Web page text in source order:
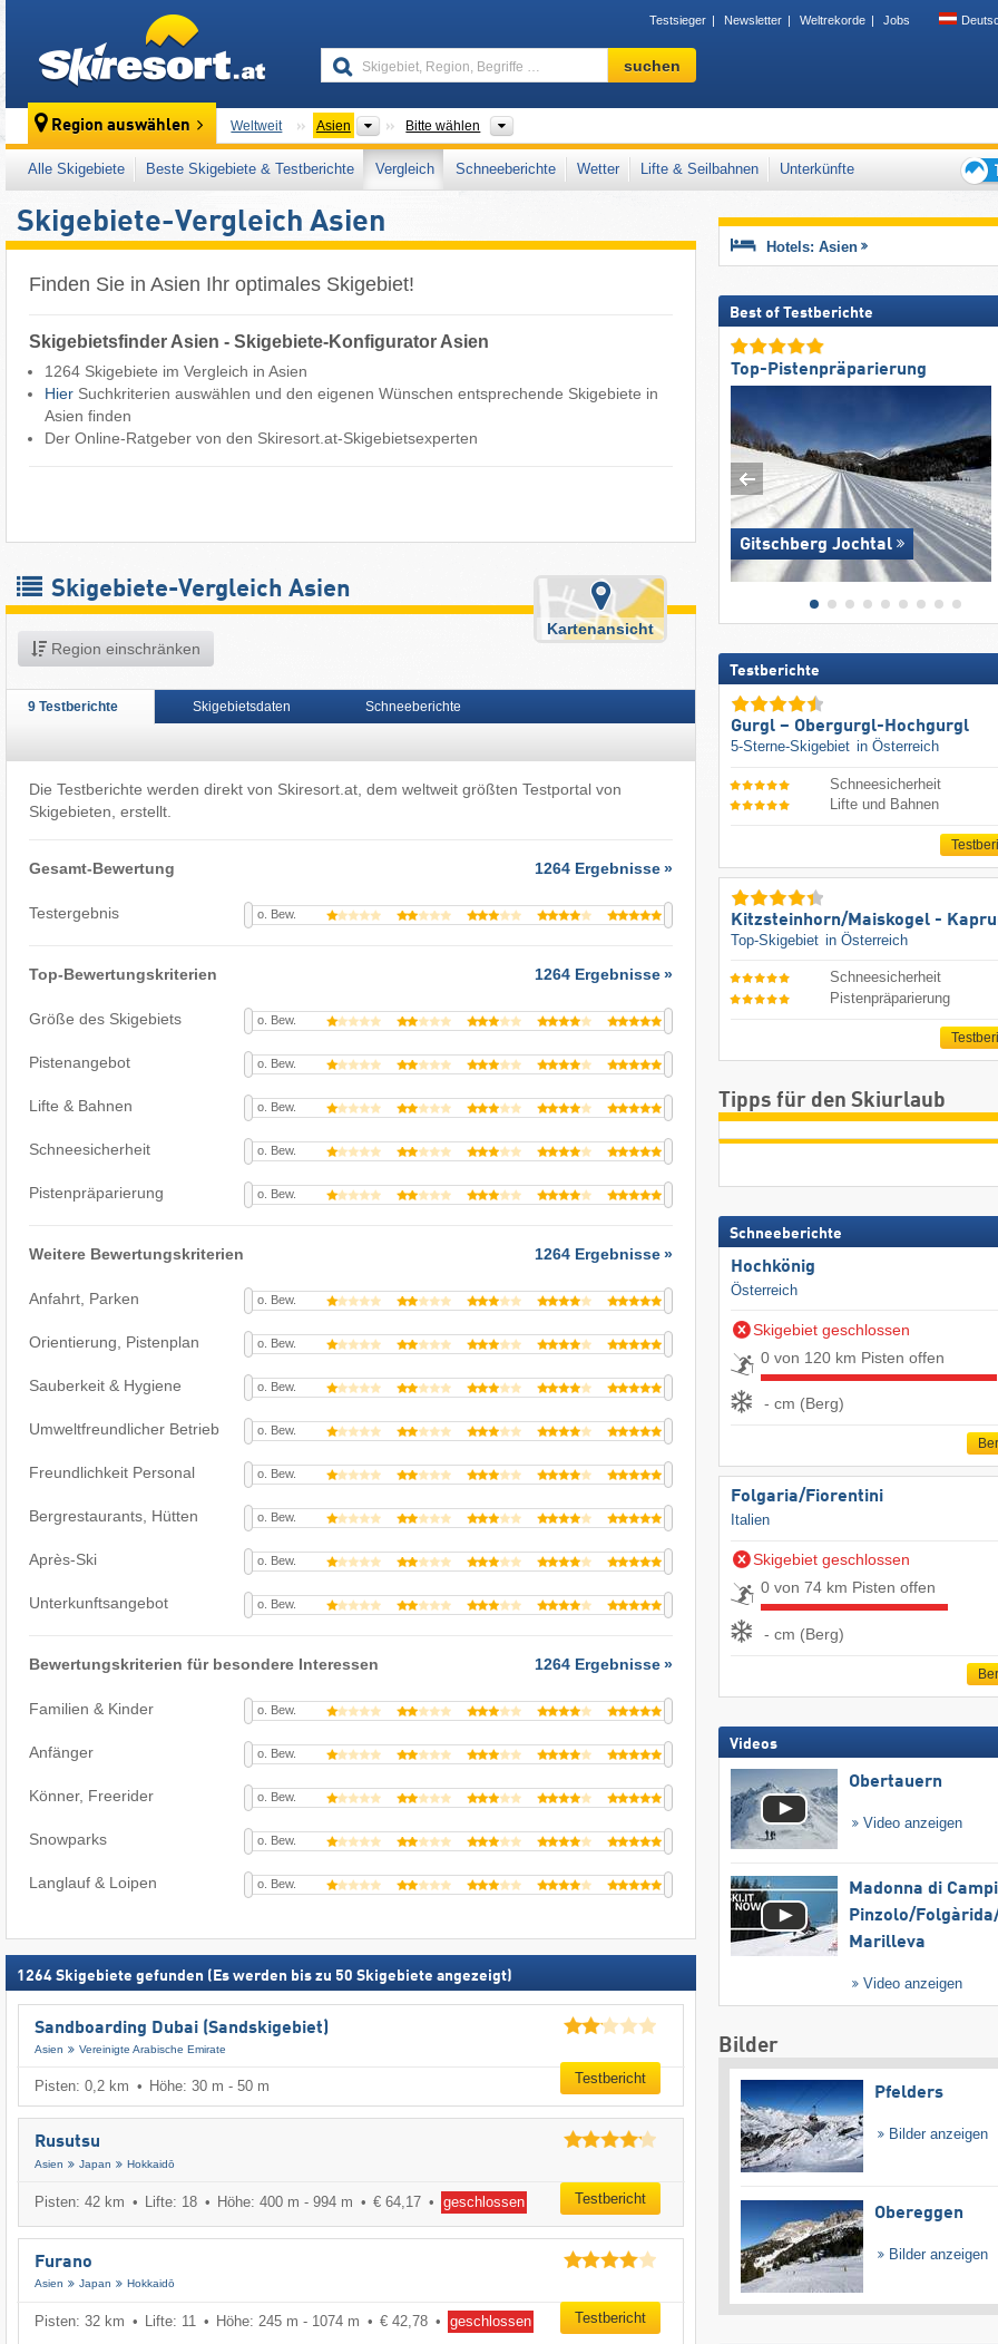
Testsieger Newsletter Weltrekorde Jobs
Skigebiet,
Region,
suchen
Region auswählen Weltweit Asien Kontinente
Bitte wählen
Alle Skigebiete Beste Skigebiete & Testberichte Vergleich Schneeberichte Wetter Lifte & Seilbahnen
Unterkünfte
für
Skigebiete-Vergleich Asien
Finden Sie in Asien Ihr optimales Skigebiet!
Skigebietsfinder Asien - Skigebiete-Konfigurator Asien
1264 Skigebiete im Vergleich in Asien
Hier Suchkriterien auswählen und den eigenen Wünschen entsprechende Skigebiete in
Asien finden
Der Online-Ratgeber von den Skiresort.at-Skigebietsexperten
Skigebiete-Vergleich Asien
Region einschränken
Kartenansicht
9 Testberichte Skigebietsdaten Schneeberichte
Die Testberichte werden direkt von Skiresort.at, dem weltweit größten Testportal von
Skigebieten, erstellt.
Gesamt-Bewertung 1264 Ergebnisse
Testergebnis o. Bew.
Top-Bewertungskriterien 1264 Ergebnisse
Größe des Skigebiets o. Bew.
Pistenangebot o. Bew.
Lifte & Bahnen o. Bew.
Schneesicherheit o. Bew.
Pistenpräparierung o. Bew.
Weitere Bewertungskriterien 1264 Ergebnisse
Anfahrt, Parken o. Bew.
Orientierung, Pistenplan o. Bew.
Sauberkeit & Hygiene o. Bew.
Umweltfreundlicher Betrieb o. Bew.
Freundlichkeit Personal o. Bew.
Bergrestaurants, Hütten o. Bew.
Après-Ski o. Bew.
Unterkunftsangebot o. Bew.
Bewertungskriterien für besondere Interessen 1264 Ergebnisse
Familien & Kinder o. Bew.
Anfänger o. Bew.
Könner, Freerider o. Bew.
Snowparks o. Bew.
Langlauf & Loipen o. Bew.
1264 Skigebiete gefunden (Es werden bis zu 50 Skigebiete angezeigt)
Sandboarding Dubai (Sandskigebiet)
Asien Vereinigte Arabische Emirate
Pisten: 0,2 km Höhe: 30 m - 50 m Testbericht
Rusutsu
Asien Japan Hokkaidō
Pisten: 42 km Lifte: 18 Höhe: 400 m - 994 m € 64,17 geschlossen Testbericht
Furano
Asien Japan Hokkaidō
Pisten: 32 km Lifte: 11 Höhe: 245 m - 1074 m € 42,78 geschlossen Testbericht
Hotels: Asien
Best of Testberichte
Top-Pistenpräparierung
Gitschberg Jochtal
Testberichte
Gurgl – Obergurgl-Hochgurgl
5-Sterne-Skigebiet in Österreich
Schneesicherheit
Lifte und Bahnen
Kitzsteinhorn/​Maiskogel -
Top-Skigebiet in Österreich
Schneesicherheit
Pistenpräparierung
Tipps für den Skiurlaub
Schneeberichte
Hochkönig
Österreich
Skigebiet geschlossen
0 von 120 km Pisten offen
- cm (Berg)
Folgaria/​Fiorentini
Italien
Skigebiet geschlossen
0 von 74 km Pisten offen
- cm (Berg)
Videos
Obertauern
Video anzeigen
Madonna di
Pinzolo/​
Marilleva
Video anzeigen
Bilder
Pfelders
Bilder anzeigen
Obereggen
Bilder anzeigen